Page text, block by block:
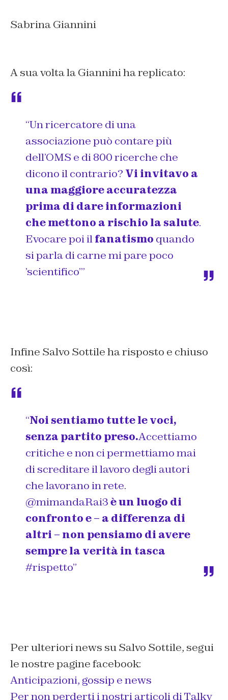
Sabrina Giannini
A sua volta la Giannini ha replicato:
“Un ricercatore di una
associazione può contare più
dell’OMS e di 800 ricerche che
dicono il contrario? Vi invitavo a
una maggiore accuratezza
prima di dare informazioni
che mettono a rischio la salute.
Evocare poi ilfanatismo quando
si parla di carne mi pare poco
’scientifico’”
Infine Salvo Sottile ha risposto e chiuso
così:
“Noi sentiamo tutte le voci,
senza partito preso.Accettiamo
critiche e non ci permettiamo mai
di screditare il lavoro degli autori
che lavorano in rete.
@mimandaRai3è un luogo di
confronto e – a differenza di
altri – non pensiamo di avere
sempre la verità in tasca
#rispetto”
Per ulteriori news su Salvo Sottile, segui
le nostre pagine facebook:
Anticipazioni, gossip e news
Per non perderti i nostri articoli di Talky